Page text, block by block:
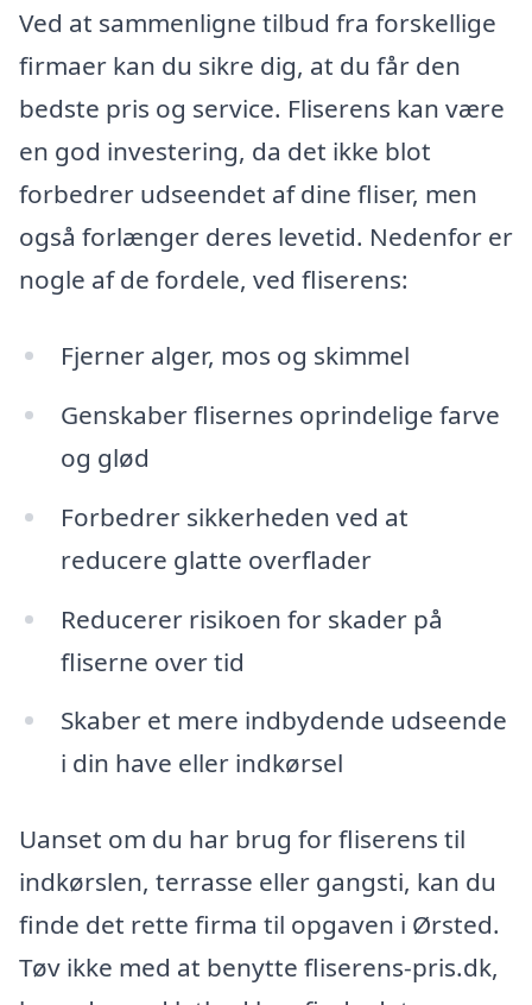
Ved at sammenligne tilbud fra forskellige
firmaer kan du sikre dig, at du får den
bedste pris og service. Fliserens kan være
en god investering, da det ikke blot
forbedrer udseendet af dine fliser, men
også forlænger deres levetid. Nedenfor er
nogle af de fordele, ved fliserens:
Fjerner alger, mos og skimmel
Genskaber flisernes oprindelige farve
og glød
Forbedrer sikkerheden ved at
reducere glatte overflader
Reducerer risikoen for skader på
fliserne over tid
Skaber et mere indbydende udseende
i din have eller indkørsel
Uanset om du har brug for fliserens til
indkørslen, terrasse eller gangsti, kan du
finde det rette firma til opgaven i Ørsted.
Tøv ikke med at benytte fliserens-pris.dk,